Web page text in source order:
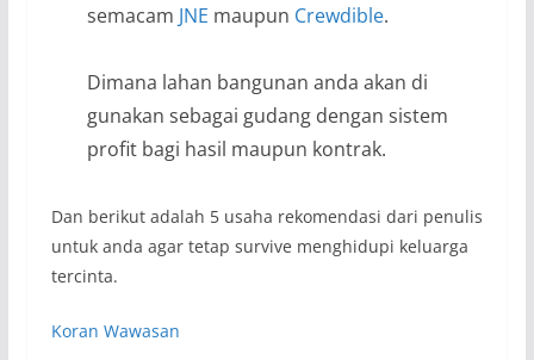
semacam JNE maupun Crewdible.
Dimana lahan bangunan anda akan di
gunakan sebagai gudang dengan sistem
profit bagi hasil maupun kontrak.
Dan berikut adalah 5 usaha rekomendasi dari penulis
untuk anda agar tetap survive menghidupi keluarga
tercinta.
Koran Wawasan